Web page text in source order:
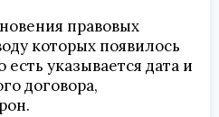
правовых
которых появилось
указывается дата и
договора,